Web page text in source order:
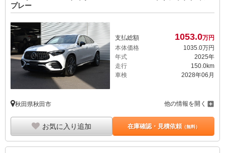
プレー
支払総額 1053.0万円
本体価格
1035.0万円
年式
2025年
走行
150.0km
車検
2028年06月
秋田県秋田市 他の情報を開く
お気に入り追加 在庫確認・見積依頼（無料）